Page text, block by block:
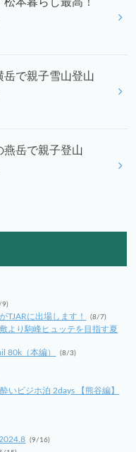
岳で親子雪山登山
燕岳で親子登山
9)
TJARに出場します！ (8/7)
より駒峰ヒュッテを目指す夏
80k（本編） (8/3)
いビジホ泊 2days 【熊谷編】
(9/16)